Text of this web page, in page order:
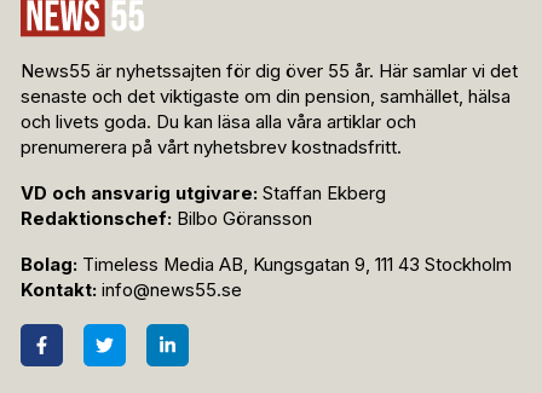
News55 är nyhetssajten för dig över 55 år. Här samlar vi det
senaste och det viktigaste om din pension, samhället, hälsa
och livets goda. Du kan läsa alla våra artiklar och
prenumerera på vårt nyhetsbrev kostnadsfritt.
VD och ansvarig utgivare: Staffan Ekberg
Redaktionschef: Bilbo Göransson
Bolag: Timeless Media AB, Kungsgatan 9, 111 43 Stockholm
Kontakt: info@news55.se